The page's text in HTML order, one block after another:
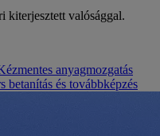
kiterjesztett valósággal.
anyagmozgatás
betanítás és továbbképzés